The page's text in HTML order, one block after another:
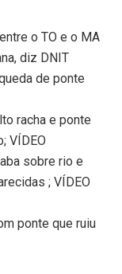
o TO e o MA
diz DNIT
de ponte
racha e ponte
VÍDEO
sobre rio e
; VÍDEO
ponte que ruiu